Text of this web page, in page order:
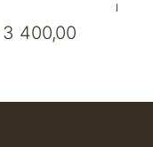
3 400,00